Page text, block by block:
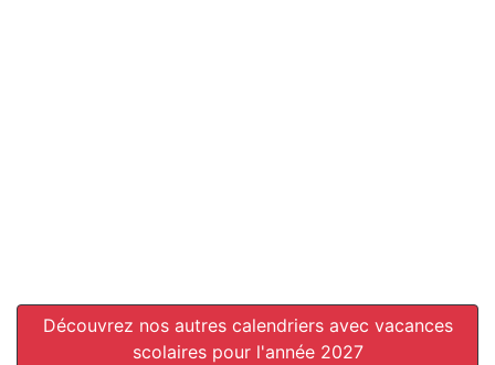
Découvrez nos autres calendriers avec vacances
scolaires pour l'année 2027